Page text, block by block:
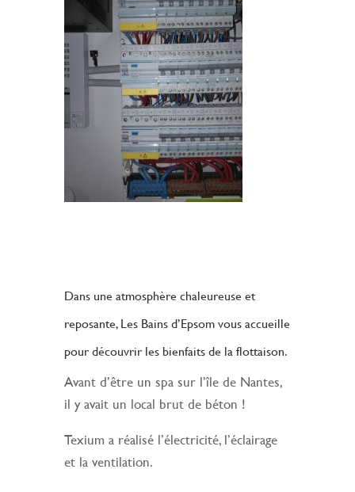
Dans une atmosphère chaleureuse et
reposante, Les Bains d’Epsom vous accueille
pour découvrir les bienfaits de la flottaison.
Avant d’être un spa sur l’île de Nantes,
il y avait un local brut de béton !
Texium a réalisé l’électricité, l’éclairage
et la ventilation.